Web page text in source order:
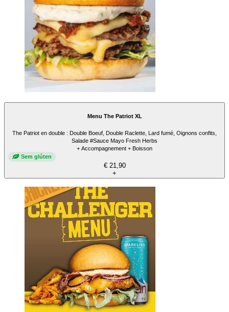
Menu The Patriot XL
The Patriot en double : Double Boeuf, Double Raclette, Lard fumé, Oignons confits,
Salade #Sauce Mayo Fresh Herbs
+ Accompagnement + Boisson
Sem glúten
€ 21,90
+